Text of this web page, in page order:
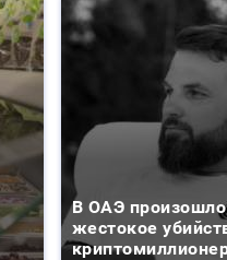
В ОАЭ произошло
жестокое